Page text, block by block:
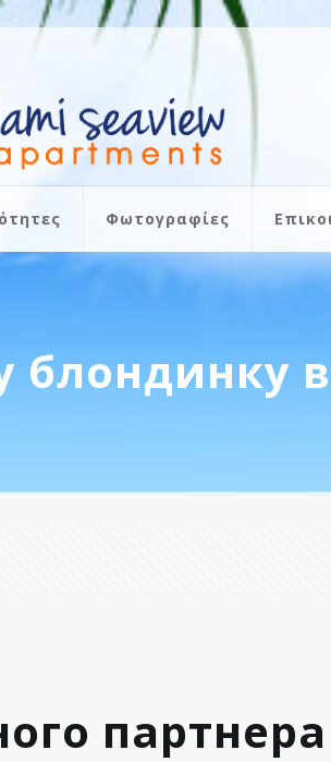
Φωτογραφίες
блондинку
партнера